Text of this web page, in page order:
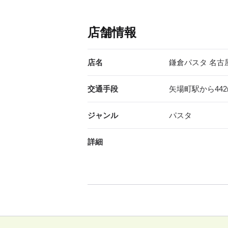
店舗情報
店名 鎌倉パスタ 名古
交通手段 矢場町駅から
ジャンル パスタ
詳細